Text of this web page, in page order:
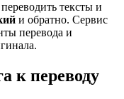
тексты и
и обратно. Сервис
перевода и
к переводу